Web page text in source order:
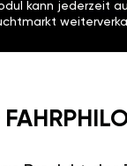
kann jederzeit